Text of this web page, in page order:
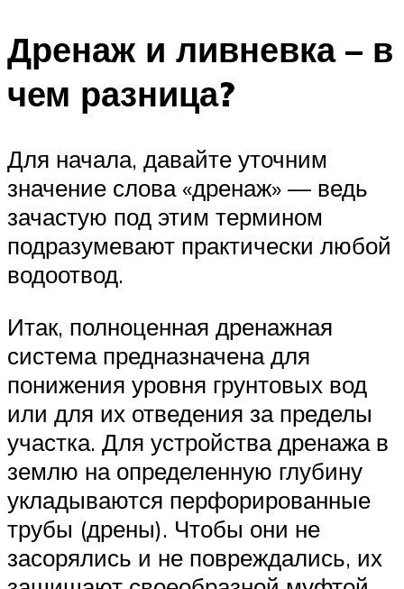
Дренаж и ливневка – в
чем разница?
Для начала, давайте уточним
значение слова «дренаж» — ведь
зачастую под этим термином
подразумевают практически любой
водоотвод.
Итак, полноценная дренажная
система предназначена для
понижения уровня грунтовых вод
или для их отведения за пределы
участка. Для устройства дренажа в
землю на определенную глубину
укладываются перфорированные
трубы (дрены). Чтобы они не
засорялись и не повреждались, их